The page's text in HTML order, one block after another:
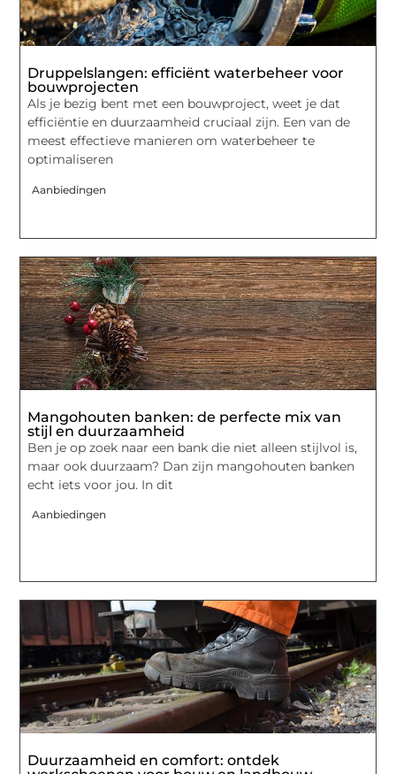
Druppelslangen: efficiënt waterbeheer voor
bouwprojecten
Als je bezig bent met een bouwproject, weet je dat
efficiëntie en duurzaamheid cruciaal zijn. Een van de
meest effectieve manieren om waterbeheer te
optimaliseren
Aanbiedingen
Mangohouten banken: de perfecte mix van
stijl en duurzaamheid
Ben je op zoek naar een bank die niet alleen stijlvol is,
maar ook duurzaam? Dan zijn mangohouten banken
echt iets voor jou. In dit
Aanbiedingen
Duurzaamheid en comfort: ontdek